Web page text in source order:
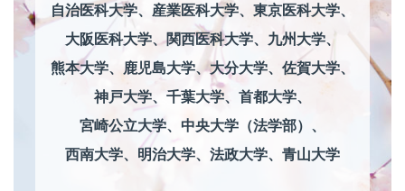
自治医科大学、 産業医科大学、 東京医科大学、
大阪医科大学、関西医科大学、 九州大学、
熊本大学、 鹿児島大学、大分大学、 佐賀大学、
神戸大学、 千葉大学、 首都大学、
宮崎公立大学、 中央大学（法学部）、
西南大学、 明治大学、 法政大学、 青山大学